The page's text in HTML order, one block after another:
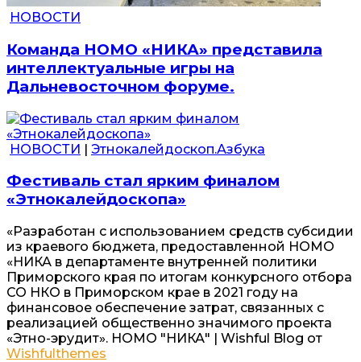
НОВОСТИ
Команда НОМО «НИКА» представила
интеллектуальные игры на
Дальневосточном форуме.
НОВОСТИ | Этнокалейдоскоп.Азбука
Фестиваль стал ярким финалом
«Этнокалейдоскопа»
«Разработан с использованием средств субсидии
из краевого бюджета, предоставленной НОМО
«НИКА в департаменте внутренней политики
Приморского края по итогам конкурсного отбора
СО НКО в Приморском крае в 2021 году на
финансовое обеспечение затрат, связанных с
реализацией общественно значимого проекта
«Этно-эрудит». НОМО "НИКА" | Wishful Blog от
Wishfulthemes